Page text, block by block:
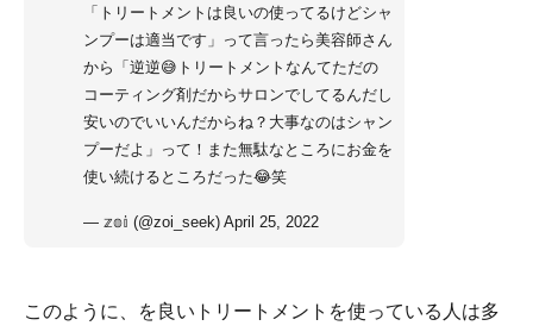
「トリートメントは良いの使ってるけどシャ
ンプーは適当です」って言ったら美容師さん
から「逆逆😅トリートメントなんてただの
コーティング剤だからサロンでしてるんだし
安いのでいいんだからね？大事なのはシャン
プーだよ」って！また無駄なところにお金を
使い続けるところだった😂笑
— 𝕫𝕠𝕚 (@zoi_seek) April 25, 2022
このように、を良いトリートメントを使っている人は多